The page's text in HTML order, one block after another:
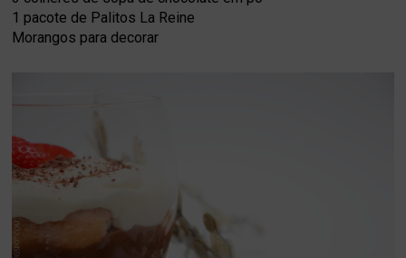
1 pacote de Palitos La Reine
Morangos para decorar